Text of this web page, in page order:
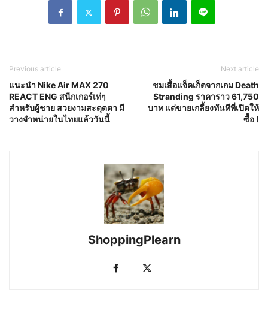
Previous article
แนะนำ Nike Air MAX 270
REACT ENG สนีกเกอร์เท่ๆ
สำหรับผู้ชาย สวยงามสะดุดตา มี
วางจำหน่ายในไทยแล้ววันนี้
Next article
ชมเสื้อแจ็คเก็ตจากเกม Death
Stranding ราคาราว 61,750
บาท แต่ขายเกลี้ยงทันทีที่เปิดให้
ซื้อ !
ShoppingPlearn